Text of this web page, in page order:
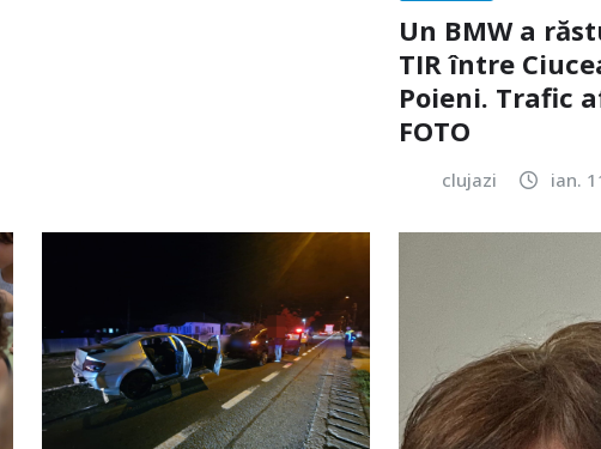
Un BMW a
TIR între
Poieni. Trafic
FOTO
clujazi ian.